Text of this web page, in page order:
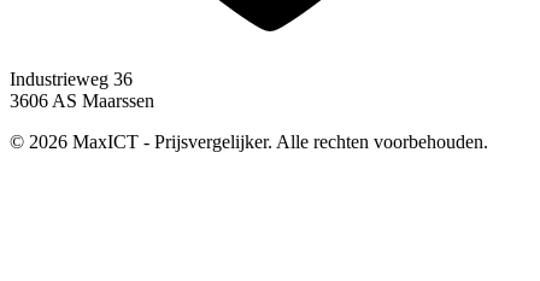
Industrieweg 36
3606 AS Maarssen
© 2026 MaxICT - Prijsvergelijker. Alle rechten voorbehouden.